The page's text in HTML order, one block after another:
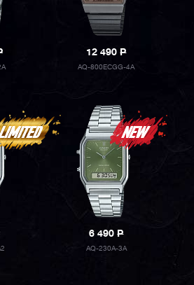
12 490P
AQ-800ECGG-4A
6 490P
AQ-230A-3A